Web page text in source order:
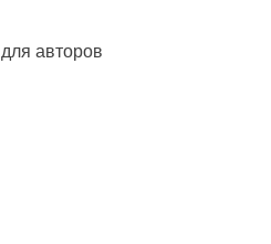
авторов